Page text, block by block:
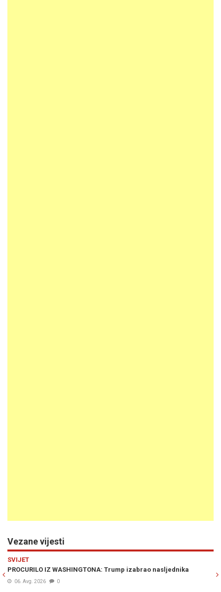
Vezane vijesti
BURNO U WASHINGTONU: Bošnjaci iz SAD-a pisali